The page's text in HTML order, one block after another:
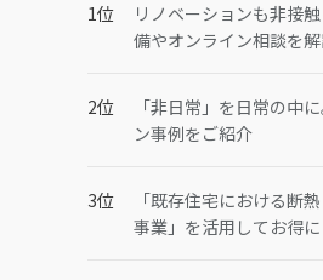
リノベーションも非接
備やオンライン相談を
「非日常」を日常の中
ン事例をご紹介
「既存住宅における断
事業」を活用してお得